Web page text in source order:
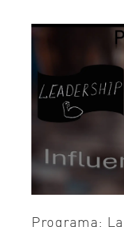
Programa: